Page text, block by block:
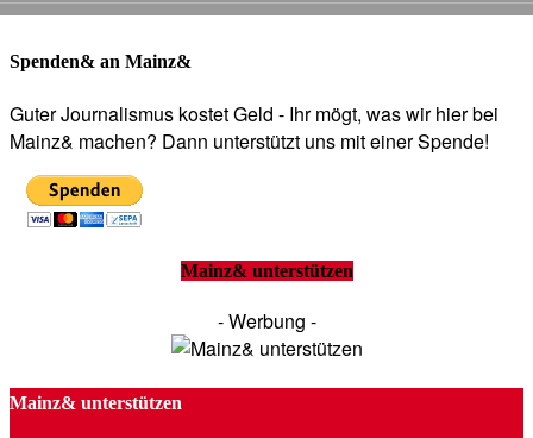
Spenden& an Mainz&
Guter Journalismus kostet Geld - Ihr mögt, was wir hier bei
Mainz& machen? Dann unterstützt uns mit einer Spende!
Mainz& unterstützen
- Werbung -
Mainz& unterstützen